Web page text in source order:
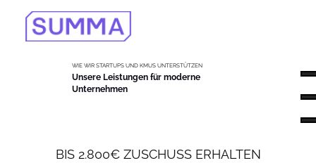
WIE WIR STARTUPS UND KMUS UNTERSTÜTZEN
Unsere Leistungen für moderne
Unternehmen
BIS 2.800€ ZUSCHUSS ERHALTEN